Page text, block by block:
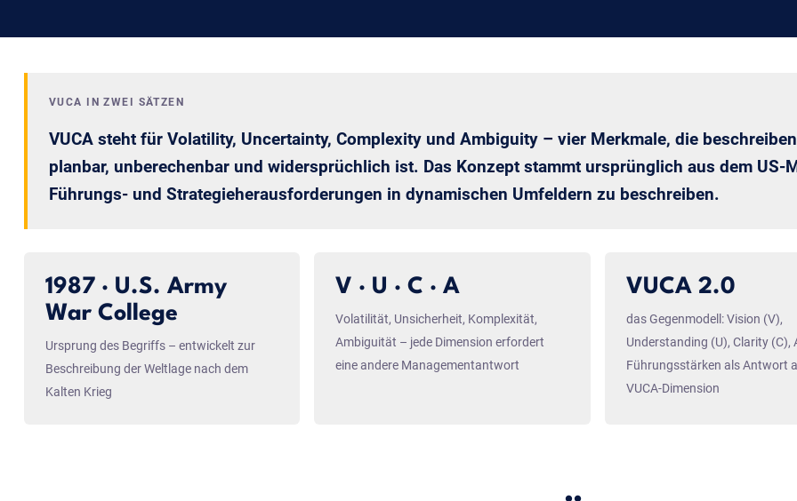
VUCA IN ZWEI SÄTZEN
VUCA steht für Volatility, Uncertainty, Complexity und Ambiguity – vier Merkmale, die
planbar, unberechenbar und widersprüchlich ist. Das Konzept stammt ursprünglich aus dem
Führungs- und Strategieherausforderungen in dynamischen Umfeldern zu beschreiben.
1987 · U.S. Army
War College
Ursprung des Begriffs – entwickelt zur
Beschreibung der Weltlage nach dem
Kalten Krieg
V · U · C · A
Volatilität, Unsicherheit, Komplexität,
Ambiguität – jede Dimension erfordert
eine andere Managementantwort
VUCA 2.0
das Gegenmodell: Vision (V),
Understanding (U), Clarity (C),
Führungsstärken als Antwort
VUCA-Dimension